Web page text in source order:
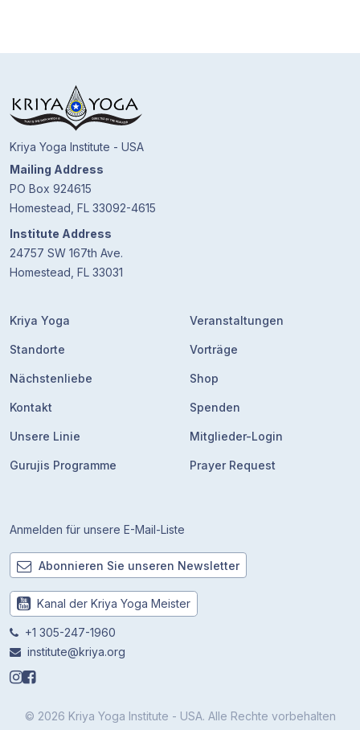
Kriya Yoga Institute - USA
Mailing Address
PO Box 924615
Homestead, FL 33092-4615
Institute Address
24757 SW 167th Ave.
Homestead, FL 33031
Kriya Yoga
Standorte
Nächstenliebe
Kontakt
Unsere Linie
Gurujis Programme
Veranstaltungen
Vorträge
Shop
Spenden
Mitglieder-Login
Prayer Request
Anmelden für unsere E-Mail-Liste
Abonnieren Sie unseren Newsletter
Kanal der Kriya Yoga Meister
+1 305-247-1960
institute@kriya.org
© 2026 Kriya Yoga Institute - USA. Alle Rechte vorbehalten